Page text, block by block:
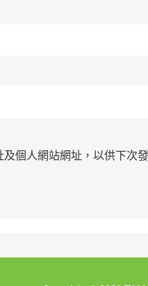
個人網站網址，以供下次